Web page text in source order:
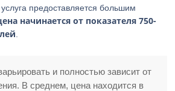
предоставляется большим
начинается от показателя 750-
и полностью зависит от
В среднем, цена находится в